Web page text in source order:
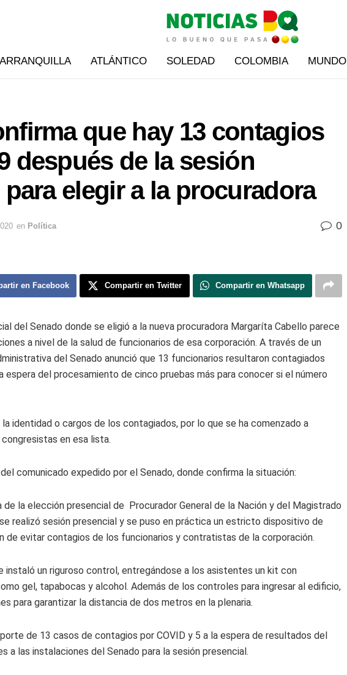
ATLÁNTICO SOLEDAD COLOMBIA MUNDO
que hay 13 contagios
después de la sesión
elegir a la procuradora
en Política 0
en Facebook Compartir en Twitter Compartir en Whatsapp
del Senado donde se eligió a la nueva procuradora Margaríta Cabello parece
a nivel de la salud de funcionarios de esa corporación. A través de un
del Senado anunció que 13 funcionarios resultaron contagiados
espera del procesamiento de cinco pruebas más para conocer si el número
identidad o cargos de los contagiados, por lo que se ha comenzado a
en esa lista.
comunicado expedido por el Senado, donde confirma la situación:
de la elección presencial de Procurador General de la Nación y del Magistrado
realizó sesión presencial y se puso en práctica un estricto dispositivo de
de evitar contagios de los funcionarios y contratistas de la corporación.
instaló un riguroso control, entregándose a los asistentes un kit con
gel, tapabocas y alcohol. Además de los controles para ingresar al edificio,
para garantizar la distancia de dos metros en la plenaria.
de 13 casos de contagios por COVID y 5 a la espera de resultados del
a las instalaciones del Senado para la sesión presencial.